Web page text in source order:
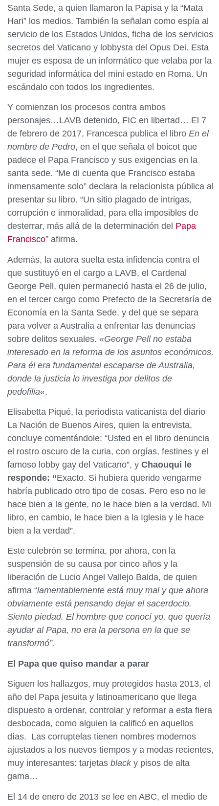
Santa Sede, a quien llamaron la Papisa y la “Mata
Hari” los medios. También la señalan como espía al
servicio de los Estados Unidos, ficha de los servicios
secretos del Vaticano y lobbysta del Opus Dei. Esta
mujer es esposa de un informático que velaba por la
seguridad informática del mini estado en Roma. Un
escándalo con todos los ingredientes.
Y comienzan los procesos contra ambos
personajes…LAVB detenido, FIC en libertad… El 7
de febrero de 2017, Francesca publica el libro En el
nombre de Pedro, en el que señala el boicot que
padece el Papa Francisco y sus exigencias en la
santa sede. “Me di cuenta que Francisco estaba
inmensamente solo” declara la relacionista pública al
presentar su libro. “Un sitio plagado de intrigas,
corrupción e inmoralidad, para ella imposibles de
desterrar, más allá de la determinación del Papa
Francisco” afirma.
Además, la autora suelta esta infidencia contra el
que sustituyó en el cargo a LAVB, el Cardenal
George Pell, quien permaneció hasta el 26 de julio,
en el tercer cargo como Prefecto de la Secretaría de
Economía en la Santa Sede, y del que se separa
para volver a Australia a enfrentar las denuncias
sobre delitos sexuales. «George Pell no estaba
interesado en la reforma de los asuntos económicos.
Para él era fundamental escaparse de Australia,
donde la justicia lo investiga por delitos de
pedofilia«.
Elisabetta Piqué, la periodista vaticanista del diario
La Nación de Buenos Aires, quien la entrevista,
concluye comentándole: “Usted en el libro denuncia
el rostro oscuro de la curia, con orgías, festines y el
famoso lobby gay del Vaticano”, y Chaouqui le
responde: “Exacto. Si hubiera querido vengarme
habría publicado otro tipo de cosas. Pero eso no le
hace bien a la gente, no le hace bien a la verdad. Mi
libro, en cambio, le hace bien a la Iglesia y le hace
bien a la verdad”.
Este culebrón se termina, por ahora, con la
suspensión de su causa por cinco años y la
liberación de Lucio Angel Vallejo Balda, de quien
afirma “lamentablemente está muy mal y que ahora
obviamente está pensando dejar el sacerdocio.
Siento piedad. El hombre que conocí yo, que quería
ayudar al Papa, no era la persona en la que se
transformó”.
El Papa que quiso mandar a parar
Siguen los hallazgos, muy protegidos hasta 2013, el
año del Papa jesuita y latinoamericano que llega
dispuesto a ordenar, controlar y reformar a esta fiera
desbocada, como alguien la calificó en aquellos
días. Las corruptelas tienen nombres modernos
ajustados a los nuevos tiempos y a modas recientes,
muy interesantes: tarjetas blacky pisos de alta
gama…
El 14 de enero de 2013 se lee en ABC, el medio de